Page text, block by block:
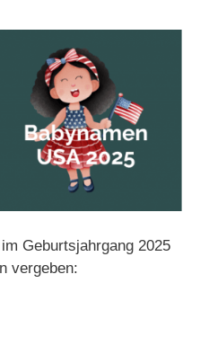
Geburtsjahrgang 2025
vergeben: